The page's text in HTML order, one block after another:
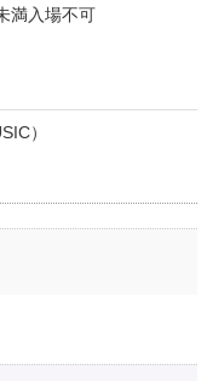
満入場不可
）